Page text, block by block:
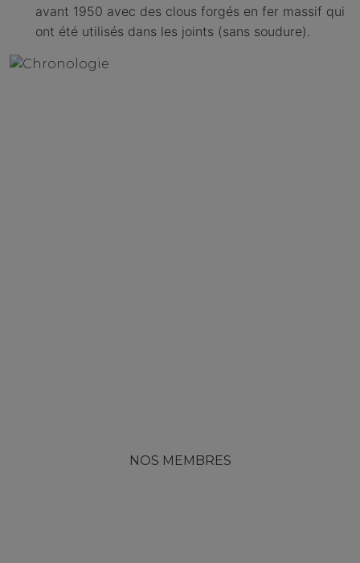
avant 1950 avec des clous forgés en fer massif qui
ont été utilisés dans les joints (sans soudure).
NOS MEMBRES